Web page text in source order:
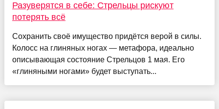
Разуверятся в себе: Стрельцы рискуют
потерять всё
Сохранить своё имущество придётся верой в силы.
Колосс на глиняных ногах — метафора, идеально
описывающая состояние Стрельцов 1 мая. Его
«глиняными ногами» будет выступать...